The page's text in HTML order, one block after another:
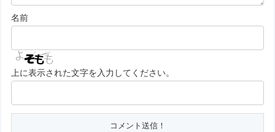
名前
上に表示された文字を入力してください。